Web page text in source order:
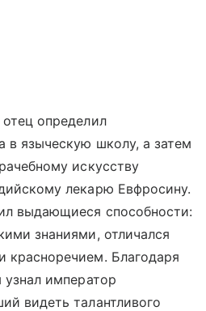
определил
в языческую школу, а затем
искусству
лекарю Евфросину.
выдающиеся способности:
знаниями, отличался
Благодаря
император
видеть талантливого